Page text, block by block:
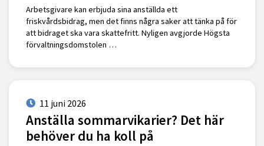
Arbetsgivare kan erbjuda sina anställda ett
friskvårdsbidrag, men det finns några saker att tänka på för
att bidraget ska vara skattefritt. Nyligen avgjorde Högsta
förvaltningsdomstolen …
11 juni 2026
Anställa sommarvikarier? Det här
behöver du ha koll på